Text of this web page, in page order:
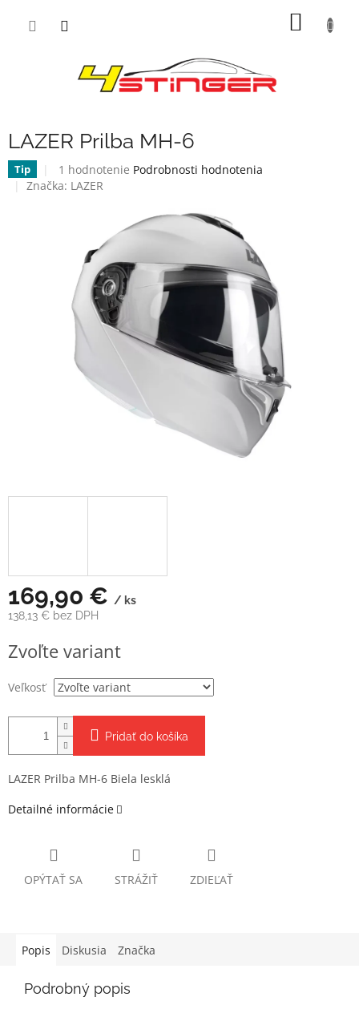
LAZER Prilba MH-6
Tip
Priemerné
hodnotenie
hviezdičiek.
1 hodnotenie Podrobnosti hodnotenia
Značka: LAZER
169,90 € / ks
138,13 € bez DPH
cena:
Zvoľte variant
Veľkosť
Pridať do košíka
LAZER Prilba MH-6 Biela lesklá
Detailné informácie
OPÝTAŤ SA STRÁŽIŤ ZDIEĽAŤ
Popis Diskusia Značka
Podrobný popis